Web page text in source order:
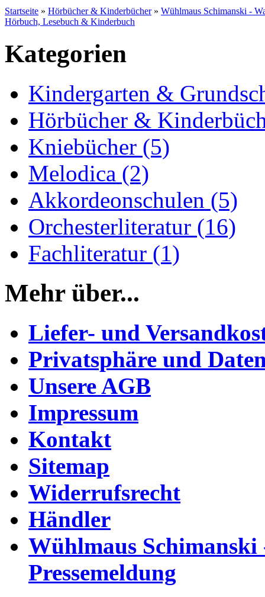
Startseite » Hörbücher & Kinderbücher» Wühlmaus Schimanski -
Hörbuch, Lesebuch & Kinderbuch
Kategorien
Kindergarten &
Hörbücher &
Kniebücher (5)
Melodica (2)
Akkordeonschulen (5)
Orchesterliteratur (16)
Fachliteratur (1)
Mehr über...
Liefer- und
Privatsphäre und
Unsere AGB
Impressum
Kontakt
Sitemap
Widerrufsrecht
Händler
Wühlmaus
Pressemeldung